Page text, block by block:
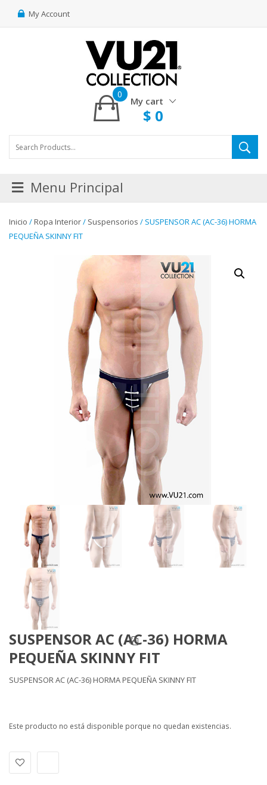
My Account
My cart
0
$ 0
Menu Principal
Inicio /Ropa Interior/ Suspensorios / SUSPENSOR AC (AC-36) HORMA
PEQUEÑA SKINNY FIT
SUSPENSOR AC (AC-36) HORMA
PEQUEÑA SKINNY FIT
SUSPENSOR AC (AC-36) HORMA PEQUEÑA SKINNY FIT
Este producto no está disponible porque no quedan existencias.